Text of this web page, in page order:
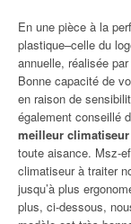
En une pièce à la
plastique–celle du
annuelle, réalisée
Bonne capacité de
en raison de
également conseillé
meilleur
toute aisance. Msz-
climatiseur à traiter
jusqu’à plus
plus, ci-dessous,